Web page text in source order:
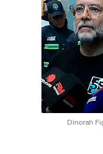
Dinorah